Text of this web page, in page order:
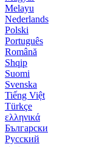
Melayu
Nederlands
Polski
Português
Română
Shqip
Suomi
Svenska
Tiếng Việt
Türkçe
ελληνικά
Български
Русский